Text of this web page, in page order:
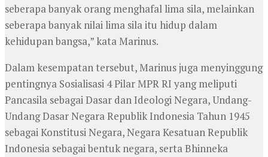
seberapa banyak orang menghafal lima sila, melainkan
seberapa banyak nilai lima sila itu hidup dalam
kehidupan bangsa,” kata Marinus.
Dalam kesempatan tersebut, Marinus juga menyinggung
pentingnya Sosialisasi 4 Pilar MPR RI yang meliputi
Pancasila sebagai Dasar dan Ideologi Negara, Undang-
Undang Dasar Negara Republik Indonesia Tahun 1945
sebagai Konstitusi Negara, Negara Kesatuan Republik
Indonesia sebagai bentuk negara, serta Bhinneka